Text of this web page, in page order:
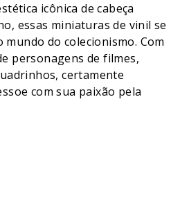
icônica de cabeça
essas miniaturas de vinil se
do colecionismo. Com
personagens de filmes,
certamente
com sua paixão pela